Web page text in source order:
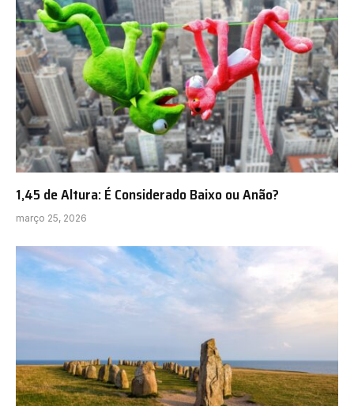
1,45 de Altura: É Considerado Baixo ou Anão?
março 25, 2026